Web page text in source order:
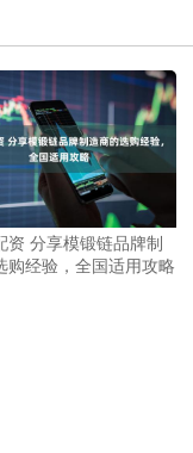
资 分享模锻链品牌制
购经验，全国适用攻略